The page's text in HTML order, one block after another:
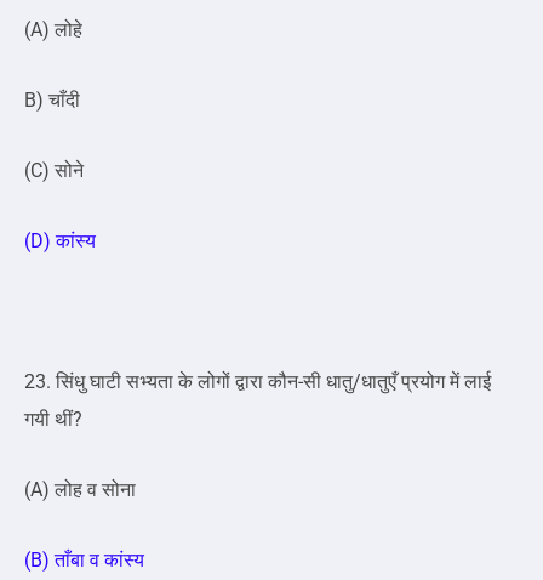
(A) लोहे
B) चाँदी
(C) सोने
(D) कांस्य
23. सिंधु घाटी सभ्यता के लोगों द्वारा कौन-सी धातु/धातुएँ प्रयोग में लाई
गयी थीं?
(A) लोह व सोना
(B) ताँबा व कांस्य